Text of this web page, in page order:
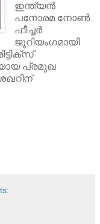
ഇന്ത്യന്‍
പനോരമ നോണ്‍
ഫീച്ചര്‍
ജൂറിയംഗമായി
പ്രമുഖ